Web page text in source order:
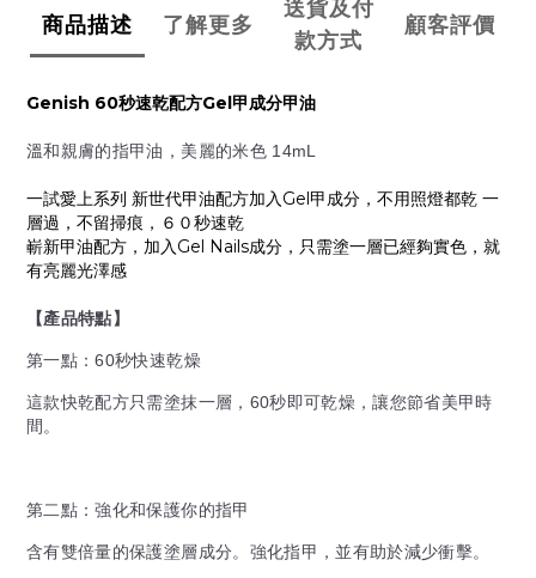
商品描述 了解更多
送貨及付
款方式
顧客評價
Genish 60秒速乾配方Gel甲成分甲油
溫和親膚的指甲油，美麗的米色 14mL
一試愛上系列 新世代甲油配方加入Gel甲成分，不用照燈都乾 一
層過，不留掃痕，６０秒速乾
嶄新甲油配方，加入Gel Nails成分，只需塗一層已經夠實色，就
有亮麗光澤感
【產品特點】
第一點 ：60秒快速乾燥
這款快乾配方只需塗抹一層，60秒即可乾燥，讓您節省美甲時
間。
第二點：強化和保護你的指甲
含有雙倍量的保護塗層成分。強化指甲，並有助於減少衝擊。